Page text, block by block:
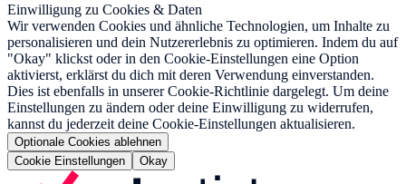
Einwilligung zu Cookies & Daten
Wir verwenden Cookies und ähnliche Technologien, um Inhalte zu
personalisieren und dein Nutzererlebnis zu optimieren. Indem du auf
"Okay" klickst oder in den Cookie-Einstellungen eine Option
aktivierst, erklärst du dich mit deren Verwendung einverstanden.
Dies ist ebenfalls in unserer Cookie-Richtlinie dargelegt. Um deine
Einstellungen zu ändern oder deine Einwilligung zu widerrufen,
kannst du jederzeit deine Cookie-Einstellungen aktualisieren.
Optionale Cookies ablehnen
Cookie Einstellungen
Okay